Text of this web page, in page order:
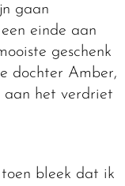
gaan
einde aan
geschenk
dochter Amber,
het verdriet
bleek dat ik